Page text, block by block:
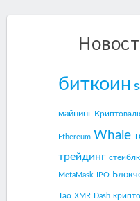
биткоин
майнинг
Ethereum Whale
трейдинг
MetaMask IPO
Tao XMR Dash